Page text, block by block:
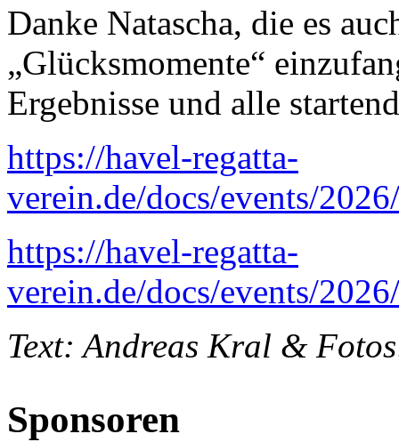
Danke Natascha, die es
„Glücksmomente“
Ergebnisse und alle
https://havel-regatta-
verein.de/docs/events/
https://havel-regatta-
verein.de/docs/events/
Text: Andreas Kral &
Sponsoren